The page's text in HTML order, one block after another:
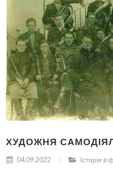
ХУДОЖНЯ
04.09.2022 Історія в